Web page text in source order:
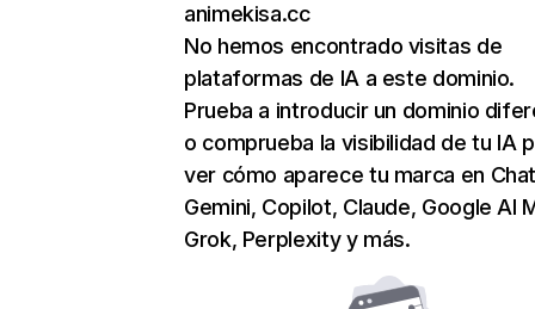
animekisa.cc
No hemos encontrado visitas de
plataformas de IA a este dominio.
Prueba a introducir un dominio
o comprueba la visibilidad de tu IA
ver cómo aparece tu marca en
Gemini, Copilot, Claude, Google AI
Grok, Perplexity y más.